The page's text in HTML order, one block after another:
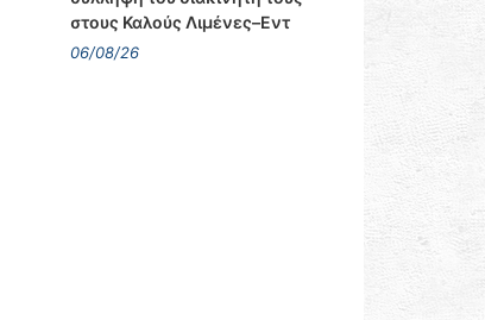
στους Καλούς Λιμένες–Εντ
06/08/26